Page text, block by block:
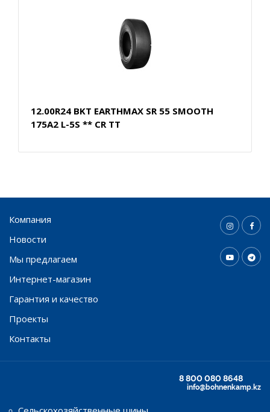
12.00R24 BKT EARTHMAX SR 55 SMOOTH
175A2 L-5S ** CR TT
Компания
Новости
Мы предлагаем
Интернет-магазин
Гарантия и качество
Проекты
Контакты
8 800 080 8648
info@bohnenkamp.kz